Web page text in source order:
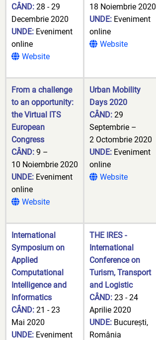
CÂND: 28 - 29
Decembrie 2020
UNDE: Eveniment
online
Website
18 Noiembrie 2020
UNDE: Eveniment
online
Website
From a challenge
to an opportunity:
the Virtual ITS
European
Congress
CÂND: 9 –
10 Noiembrie 2020
UNDE: Eveniment
online
Website
Urban Mobility
Days 2020
CÂND: 29
Septembrie –
2 Octombrie 2020
UNDE: Eveniment
online
Website
International
Symposium on
Applied
Computational
Intelligence and
Informatics
CÂND: 21 - 23
Mai 2020
UNDE: Eveniment
THE IRES -
International
Conference on
Turism, Transport
and Logistic
CÂND: 23 - 24
Aprilie 2020
UNDE: București,
România